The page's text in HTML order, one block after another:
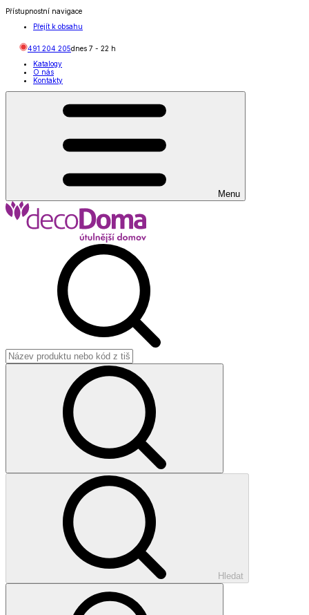
Přístupnostní navigace
Přejít k obsahu
491 204 205dnes 7 - 22 h
Katalogy
O nás
Kontakty
Menu
Hledat